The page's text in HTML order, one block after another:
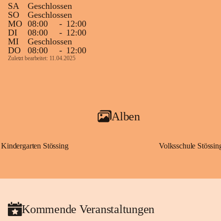
SA
Geschlossen
SO
Geschlossen
MO 08:00 - 12:00
DI
08:00 - 12:00
MI
Geschlossen
DO
08:00 - 12:00
Zuletzt bearbeitet: 11.04.2025
Alben
Kindergarten Stössing Volksschule
Kommende Veranstaltungen